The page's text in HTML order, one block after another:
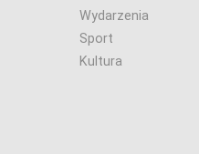
Wydarzenia
Sport
Kultura